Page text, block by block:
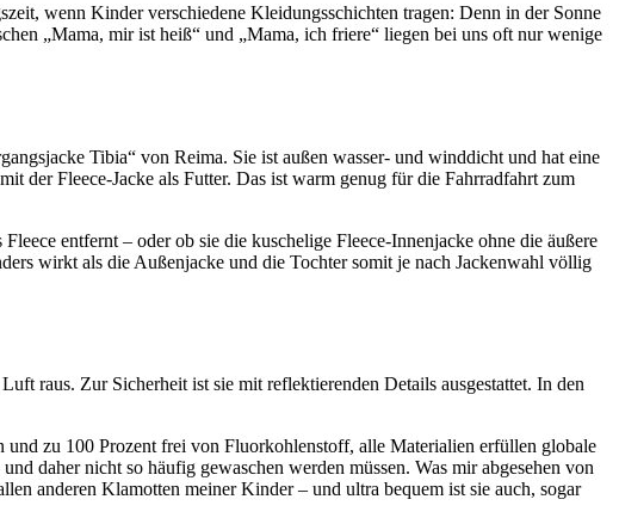
wenn Kinder verschiedene Kleidungsschichten tragen: Denn in der Sonne
„Mama, mir ist heiß“ und „Mama, ich friere“ liegen bei uns oft nur wenige
Tibia“ von Reima. Sie ist außen wasser- und winddicht und hat eine
der Fleece-Jacke als Futter. Das ist warm genug für die Fahrradfahrt zum
entfernt – oder ob sie die kuschelige Fleece-Innenjacke ohne die äußere
wirkt als die Außenjacke und die Tochter somit je nach Jackenwahl völlig
raus. Zur Sicherheit ist sie mit reflektierenden Details ausgestattet. In den
und zu 100 Prozent frei von Fluorkohlenstoff, alle Materialien erfüllen globale
daher nicht so häufig gewaschen werden müssen. Was mir abgesehen von
anderen Klamotten meiner Kinder – und ultra bequem ist sie auch, sogar